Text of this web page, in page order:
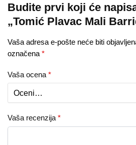
Budite prvi koji će
„Tomić Plavac Mali
Vaša adresa e-pošte neće biti
označena *
Vaša ocena *
Vaša recenzija*